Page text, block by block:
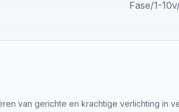
Fase/1-
van gerichte en krachtige verlichting in